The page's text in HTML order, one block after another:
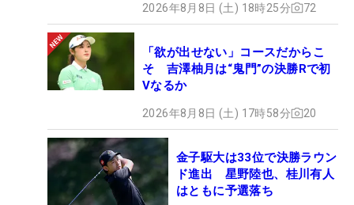
2026年8月8日 (土) 18時25分 72
「欲が出せない」コースだからこ
そ 吉澤柚月は“鬼門”の決勝Rで初
Vなるか
2026年8月8日 (土) 17時58分 20
金子駆大は33位で決勝ラウン
ド進出 星野陸也、桂川有人
はともに予選落ち